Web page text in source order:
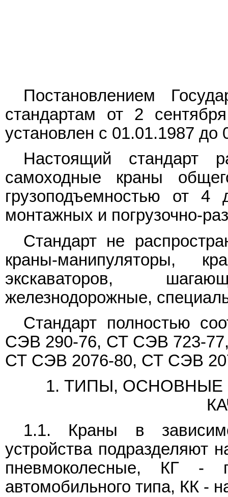
Постановлением
стандартам от 2
установлен с 01.01.1987 до
Настоящий стандарт
самоходные краны
грузоподъемностью от 4
монтажных и погрузочно-
Стандарт не
краны-манипуляторы,
экскаваторов,
железнодорожные,
Стандарт полностью
СЭВ 290-76, СТ СЭВ 723-
СТ СЭВ 2076-80, СТ СЭВ
1. ТИПЫ, ОСНОВНЫЕ
1.1. Краны в
устройства
пневмоколесные, КГ
автомобильного типа, КК -